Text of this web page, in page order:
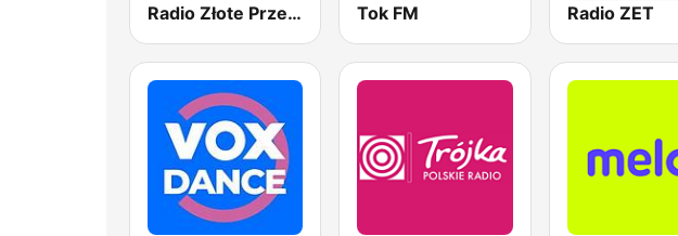
Radio Złote Przeboje Tok FM Radio ZET